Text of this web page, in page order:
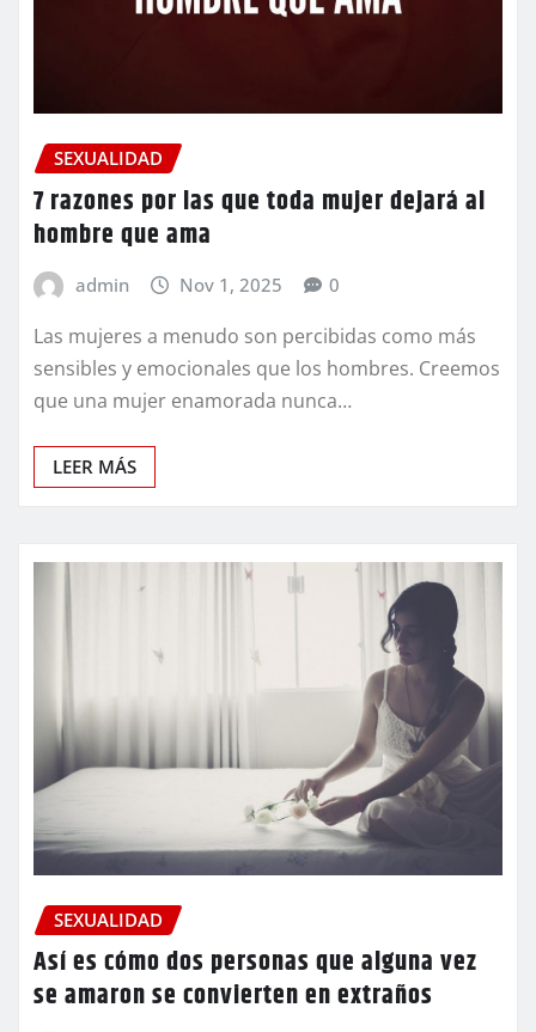
SEXUALIDAD
7 razones por las que toda mujer dejará al
hombre que ama
admin Nov 1, 2025 0
Las mujeres a menudo son percibidas como más
sensibles y emocionales que los hombres. Creemos
que una mujer enamorada nunca…
LEER MÁS
SEXUALIDAD
Así es cómo dos personas que alguna vez
se amaron se convierten en extraños